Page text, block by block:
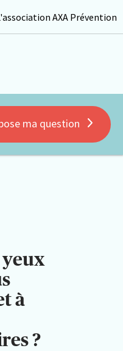
AXA Prévention
ma question
yeux
à
?